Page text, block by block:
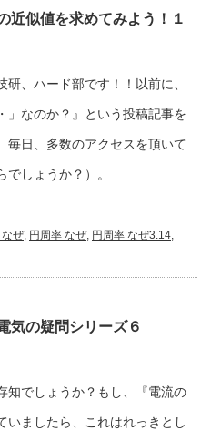
近似値を求めてみよう！１
、ハード部です！！以前に、
」なのか？』という投稿記事を
毎日、多数のアクセスを頂いて
しょうか？）。
なぜ, 円周率 なぜ, 円周率 なぜ3.14,
気の疑問シリーズ６
知でしょうか？もし、『電流の
いましたら、これはれっきとし